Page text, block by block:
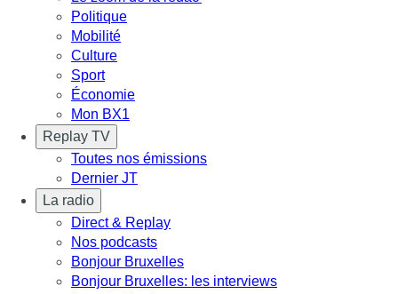
Politique
Mobilité
Culture
Sport
Économie
Mon BX1
Replay TV
Toutes nos émissions
Dernier JT
La radio
Direct & Replay
Nos podcasts
Bonjour Bruxelles
Bonjour Bruxelles: les interviews